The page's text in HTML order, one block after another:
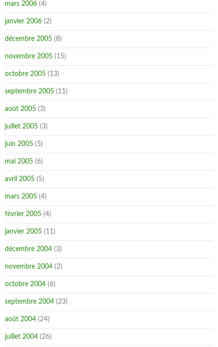
mars 2006 (4)
janvier 2006 (2)
décembre 2005 (8)
novembre 2005 (15)
octobre 2005 (13)
septembre 2005 (11)
août 2005 (3)
juillet 2005 (3)
juin 2005 (5)
mai 2005 (6)
avril 2005 (5)
mars 2005 (4)
février 2005 (4)
janvier 2005 (11)
décembre 2004 (3)
novembre 2004 (2)
octobre 2004 (6)
septembre 2004 (23)
août 2004 (24)
juillet 2004 (26)